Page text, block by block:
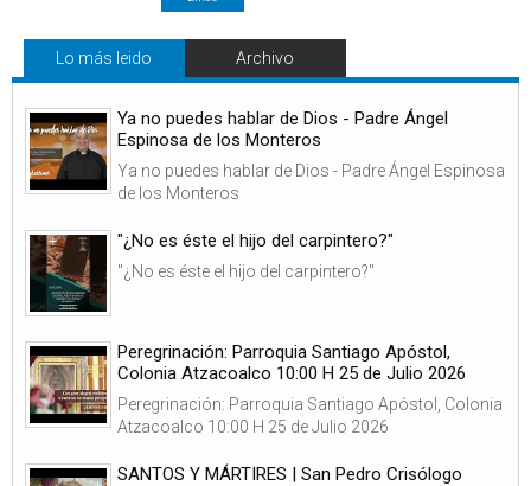
Lo más leido Archivo
Ya no puedes hablar de Dios - Padre Ángel
Espinosa de los Monteros
Ya no puedes hablar de Dios - Padre Ángel Espinosa
de los Monteros
"¿No es éste el hijo del carpintero?"
"¿No es éste el hijo del carpintero?"
Peregrinación: Parroquia Santiago Apóstol,
Colonia Atzacoalco 10:00 H 25 de Julio 2026
Peregrinación: Parroquia Santiago Apóstol, Colonia
Atzacoalco 10:00 H 25 de Julio 2026
SANTOS Y MÁRTIRES | San Pedro Crisólogo